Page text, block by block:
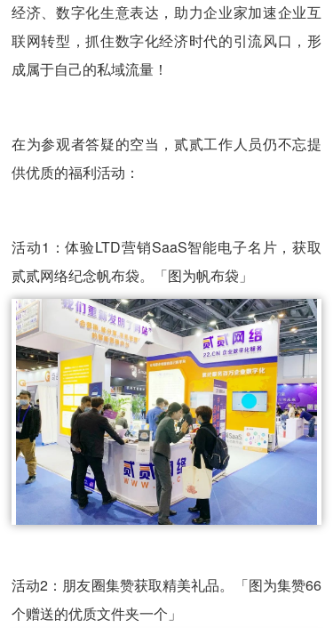
经济、数字化生意表达，助力企业家加速企业互
联网转型，抓住数字化经济时代的引流风口，形
成属于自己的私域流量！
在为参观者答疑的空当，贰贰工作人员仍不忘提
供优质的福利活动：
活动1：体验LTD营销SaaS智能电子名片，获取
贰贰网络纪念帆布袋。「图为帆布袋」
活动2：朋友圈集赞获取精美礼品。「图为集赞66
个赠送的优质文件夹一个」